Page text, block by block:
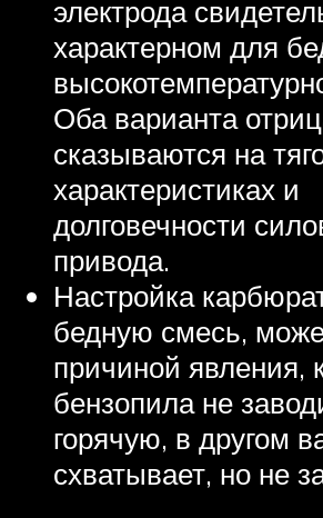
электрода
характерном для
Оба варианта
сказываются на
характеристиках и
долговечности
привода.
Настройка
бедную смесь,
причиной явления,
бензопила не
горячую, в другом
схватывает, но не